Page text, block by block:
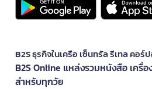
B2S ธุรกิจในเครือ เซ็นทรัล รีเทล คอ
B2S Online แหล่งรวมหนังสือ เครื่อ
สำหรับทุกวัย